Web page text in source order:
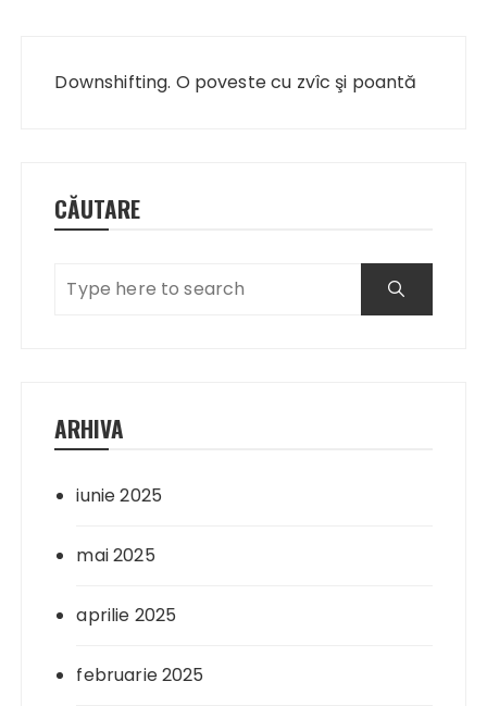
Downshifting. O poveste cu zvîc şi poantă
CĂUTARE
ARHIVA
iunie 2025
mai 2025
aprilie 2025
februarie 2025